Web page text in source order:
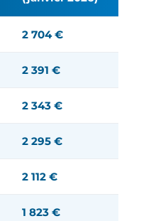
2 704 €
2 391 €
2 343 €
2 295 €
2 112 €
1 823 €